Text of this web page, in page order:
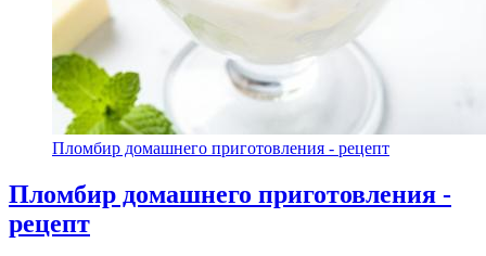
Пломбир домашнего приготовления - рецепт
Пломбир домашнего приготовления -
рецепт